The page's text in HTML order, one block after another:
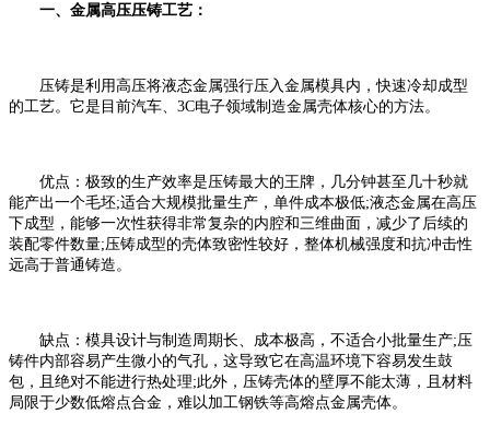
一、金属高压压铸工艺：
压铸是利用高压将液态金属强行压入金属模具内，快速冷却成型
的工艺。它是目前汽车、3C电子领域制造金属壳体核心的方法。
优点：极致的生产效率是压铸最大的王牌，几分钟甚至几十秒就
能产出一个毛坯;适合大规模批量生产，单件成本极低;液态金属在高压
下成型，能够一次性获得非常复杂的内腔和三维曲面，减少了后续的
装配零件数量;压铸成型的壳体致密性较好，整体机械强度和抗冲击性
远高于普通铸造。
缺点：模具设计与制造周期长、成本极高，不适合小批量生产;压
铸件内部容易产生微小的气孔，这导致它在高温环境下容易发生鼓
包，且绝对不能进行热处理;此外，压铸壳体的壁厚不能太薄，且材料
局限于少数低熔点合金，难以加工钢铁等高熔点金属壳体。